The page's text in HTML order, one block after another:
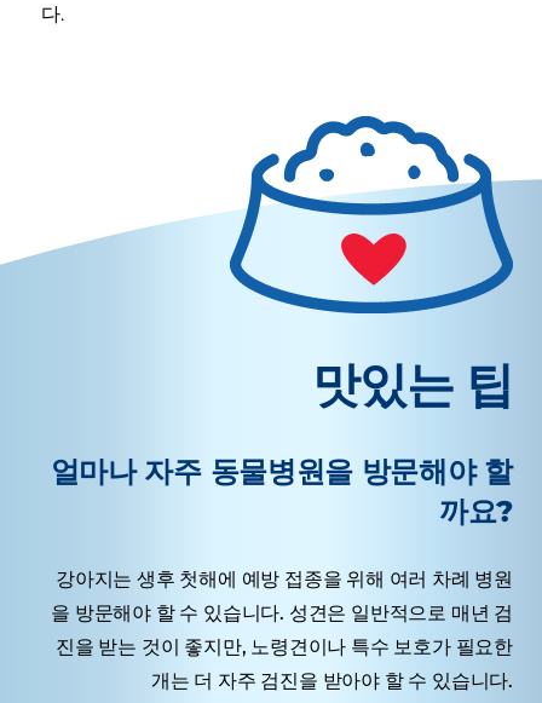
다.
맛있는 팁
얼마나 자주 동물병원을 방문해야 할
까요?
강아지는 생후 첫해에 예방 접종을 위해 여러 차례 병원
을 방문해야 할 수 있습니다. 성견은 일반적으로 매년 검
진을 받는 것이 좋지만, 노령견이나 특수 보호가 필요한
개는 더 자주 검진을 받아야 할 수 있습니다.